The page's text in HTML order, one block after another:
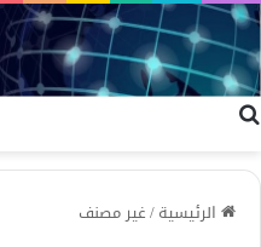
الرئيسية/غير مصنف